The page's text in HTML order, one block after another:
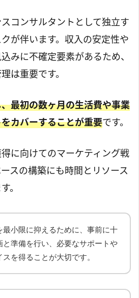
コンサルタントとして独立す
が伴います。収入の安定性や
みに不確定要素があるため、
は重要です。
最初の数ヶ月の生活費や事業
カバーすることが重要です。
に向けてのマーケティング戦
スの構築にも時間とリソース
。
最小限に抑えるために、事前に十
と準備を行い、必要なサポートや
スを得ることが大切です。